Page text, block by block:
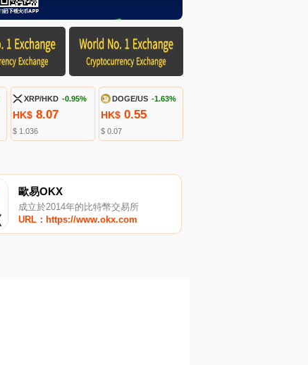
XRP/HKD -0.95%
HK$ 8.07
$ 1.036
DOGE/US -1.63%
HK$ 0.55
$ 0.07
歐易OKX
成立於2014年的比特幣交易所
URL：https://www.okx.com